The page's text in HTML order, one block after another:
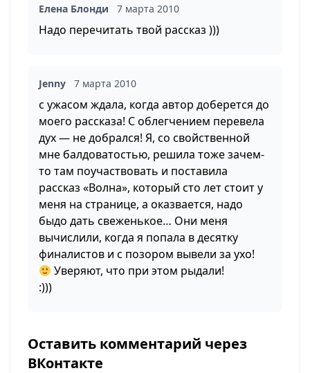
Елена Блонди 7 марта 2010
Надо перечитать твой рассказ )))
Jenny 7 марта 2010
с ужасом ждала, когда автор доберется до
моего рассказа! С облегчением перевела
дух — не добрался! Я, со свойственной
мне балдоватостью, решила тоже зачем-
то там поучаствовать и поставила
рассказ «Волна», который сто лет стоит у
меня на странице, а оказвается, надо
быдо дать свеженькое… Они меня
вычислили, когда я попала в десятку
финалистов и с позором вывели за ухо!
Уверяют, что при этом рыдали!
:)))
Оставить комментарий через
ВКонтакте